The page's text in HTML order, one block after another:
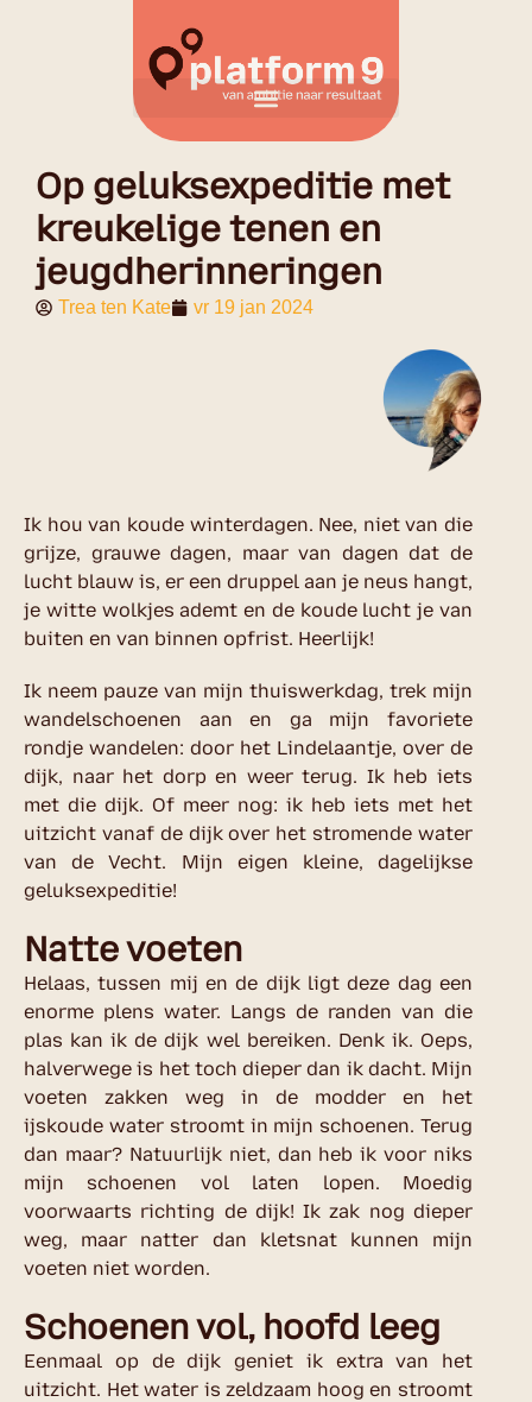
Op geluksexpeditie met
kreukelige tenen en
jeugdherinneringen
Trea ten Kate vr 19 jan 2024
Ik hou van koude winterdagen. Nee, niet van die
grijze, grauwe dagen, maar van dagen dat de
lucht blauw is, er een druppel aan je neus hangt,
je witte wolkjes ademt en de koude lucht je van
buiten en van binnen opfrist. Heerlijk!
Ik neem pauze van mijn thuiswerkdag, trek mijn
wandelschoenen aan en ga mijn favoriete
rondje wandelen: door het Lindelaantje, over de
dijk, naar het dorp en weer terug. Ik heb iets
met die dijk. Of meer nog: ik heb iets met het
uitzicht vanaf de dijk over het stromende water
van de Vecht. Mijn eigen kleine, dagelijkse
geluksexpeditie!
Natte voeten
Helaas, tussen mij en de dijk ligt deze dag een
enorme plens water. Langs de randen van die
plas kan ik de dijk wel bereiken. Denk ik. Oeps,
halverwege is het toch dieper dan ik dacht. Mijn
voeten zakken weg in de modder en het
ijskoude water stroomt in mijn schoenen. Terug
dan maar? Natuurlijk niet, dan heb ik voor niks
mijn schoenen vol laten lopen. Moedig
voorwaarts richting de dijk! Ik zak nog dieper
weg, maar natter dan kletsnat kunnen mijn
voeten niet worden.
Schoenen vol, hoofd leeg
Eenmaal op de dijk geniet ik extra van het
uitzicht. Het water is zeldzaam hoog en stroomt